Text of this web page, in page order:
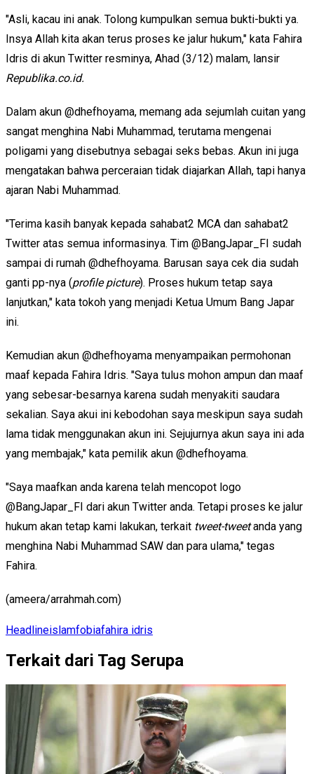
"Asli, kacau ini anak. Tolong kumpulkan semua bukti-bukti ya.
Insya Allah kita akan terus proses ke jalur hukum," kata Fahira
Idris di akun Twitter resminya, Ahad (3/12) malam, lansir
Republika.co.id.
Dalam akun @dhefhoyama, memang ada sejumlah cuitan yang
sangat menghina Nabi Muhammad, terutama mengenai
poligami yang disebutnya sebagai seks bebas. Akun ini juga
mengatakan bahwa perceraian tidak diajarkan Allah, tapi hanya
ajaran Nabi Muhammad.
"Terima kasih banyak kepada sahabat2 MCA dan sahabat2
Twitter atas semua informasinya. Tim @BangJapar_FI sudah
sampai di rumah @dhefhoyama. Barusan saya cek dia sudah
ganti pp-nya (profile picture). Proses hukum tetap saya
lanjutkan," kata tokoh yang menjadi Ketua Umum Bang Japar
ini.
Kemudian akun @dhefhoyama menyampaikan permohonan
maaf kepada Fahira Idris. "Saya tulus mohon ampun dan maaf
yang sebesar-besarnya karena sudah menyakiti saudara
sekalian. Saya akui ini kebodohan saya meskipun saya sudah
lama tidak menggunakan akun ini. Sejujurnya akun saya ini ada
yang membajak," kata pemilik akun @dhefhoyama.
"Saya maafkan anda karena telah mencopot logo
@BangJapar_FI dari akun Twitter anda. Tetapi proses ke jalur
hukum akan tetap kami lakukan, terkait tweet-tweetanda yang
menghina Nabi Muhammad SAW dan para ulama," tegas
Fahira.
(ameera/arrahmah.com)
Headlineislamfobiafahira idris
Terkait dari Tag Serupa